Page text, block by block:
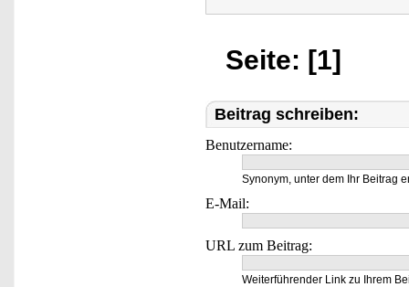
Seite: [1]
Beitrag schreiben:
Benutzername:
Synonym, unter dem Ihr Beitrag
E-Mail:
URL zum Beitrag:
Weiterführender Link zu Ihrem